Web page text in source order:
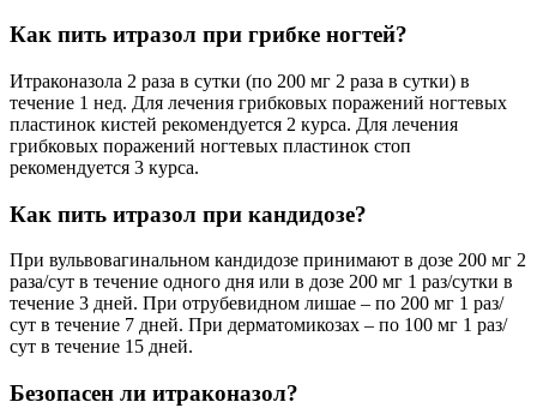
Как пить итразол при грибке ногтей?
Итраконазола 2 раза в сутки (по 200 мг 2 раза в сутки) в
течение 1 нед. Для лечения грибковых поражений ногтевых
пластинок кистей рекомендуется 2 курса. Для лечения
грибковых поражений ногтевых пластинок стоп
рекомендуется 3 курса.
Как пить итразол при кандидозе?
При вульвовагинальном кандидозе принимают в дозе 200 мг 2
раза/сут в течение одного дня или в дозе 200 мг 1 раз/сутки в
течение 3 дней. При отрубевидном лишае – по 200 мг 1 раз/
сут в течение 7 дней. При дерматомикозах – по 100 мг 1 раз/
сут в течение 15 дней.
Безопасен ли итраконазол?